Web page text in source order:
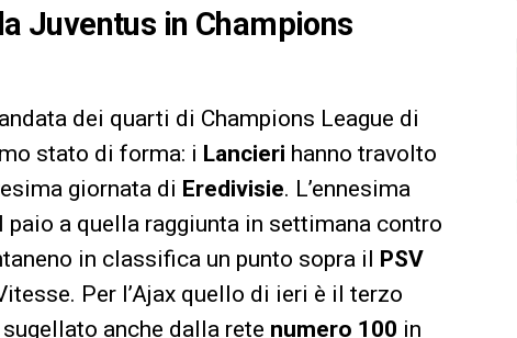
Juventus in Champions
dei quarti di Champions League di
stato di forma: i Lancieri hanno travolto
giornata di Eredivisie. L’ennesima
paio a quella raggiunta in settimana contro
in classifica un punto sopra il PSV
Per l’Ajax quello di ieri è il terzo
anche dalla rete numero 100 in